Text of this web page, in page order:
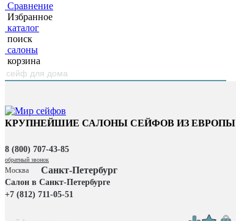
Сравнение
Избранное
каталог
поиск
салоны
корзина
КРУПНЕЙШИЕ САЛОНЫ СЕЙФОВ ИЗ ЕВРОПЫ
8 (800) 707-43-85
обратный звонок
Москва Санкт-Петербург
Салон в Санкт-Петербурге
+7 (812) 711-05-51